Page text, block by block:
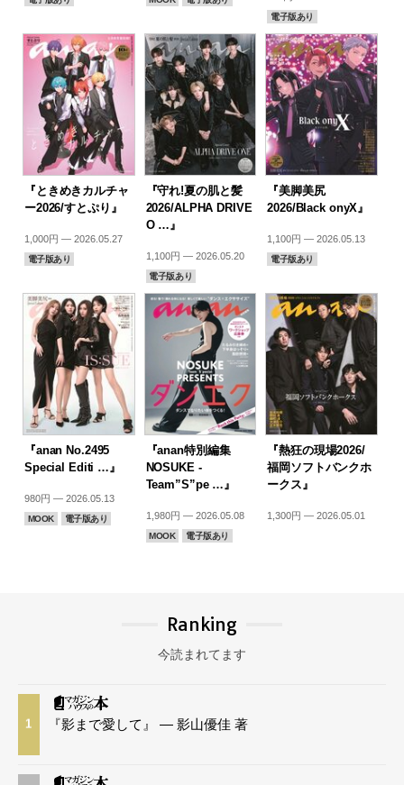
電子版あり
『ときめきカルチャ
ー2026/すとぷり』
1,000円 — 2026.05.27
電子版あり
『守れ!夏の肌と髪
2026/ALPHA DRIVE
O …』
1,100円 — 2026.05.20
電子版あり
『美脚美尻
2026/Black onyX』
1,100円 — 2026.05.13
電子版あり
『anan No.2495
Special Editi …』
980円 — 2026.05.13
MOOK 電子版あり
『anan特別編集
NOSUKE -
Team”S”pe …』
1,980円 — 2026.05.08
MOOK 電子版あり
『熱狂の現場2026/
福岡ソフトバンクホ
ークス』
1,300円 — 2026.05.01
Ranking
今読まれてます
1 『影まで愛して』 — 影山優佳 著